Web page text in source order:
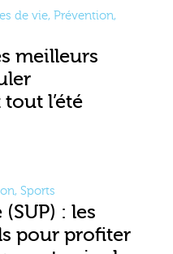
de vie, Prévention,
meilleurs
l’été
, Sports
: les
pour profiter